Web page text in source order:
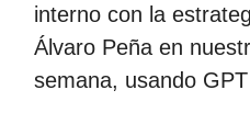
interno con la
Álvaro Peña en
semana, usando